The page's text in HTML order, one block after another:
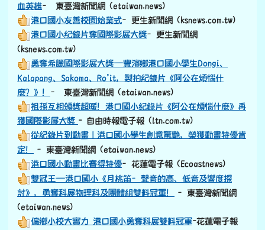
血英雄– 東臺灣新聞網 (etaiwan.news)
港口國小友善校園始業式–更生新聞網 (ksnews.com.tw)
港口國小紀錄片奪國際影展大獎–更生新聞網
(ksnews.com.tw)
勇奪希臘國際影展大獎—豐濱鄉港口國小學生Dongi、
Kalapang、Sakoma、Ro’it，製拍紀錄片《阿公在煩惱什
麼？》！ – 東臺灣新聞網 (etaiwan.news)
祖孫互相頒獎超暖！港口國小紀錄片《阿公在煩惱什麼》再
獲國際影展大獎 - 自由時報電子報 (ltn.com.tw)
從紀錄片到動畫｜港口國小學生創意驚艷，榮獲動畫特優肯
定！
–東臺灣新聞網 (etaiwan.news)
港口國小動畫比賽得特優–花蓮電子報 (Ecoastnews)
雙冠王—港口國小《月桃笛–聲音的高、低音及響度探
討》，勇奪科展物理科及團體組雙料冠軍！
–東臺灣新聞網
(etaiwan.news)
偏鄉小校大實力 港口國小勇奪科展雙料冠軍-花蓮電子報